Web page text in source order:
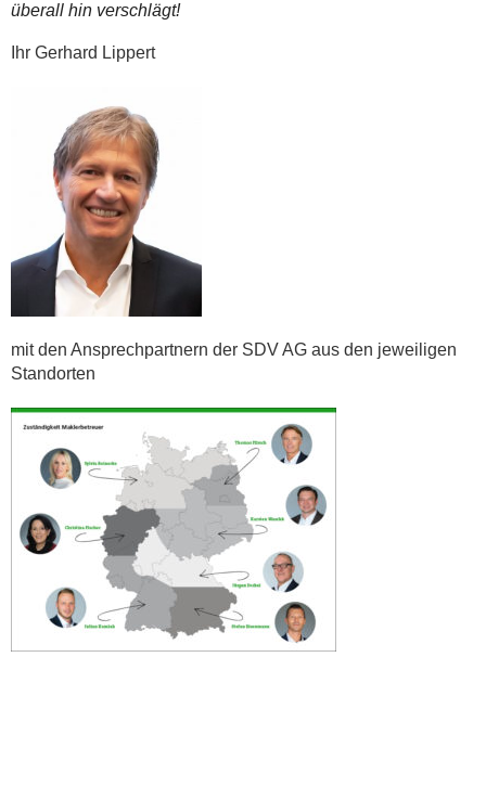
überall hin verschlägt!
Ihr Gerhard Lippert
mit den Ansprechpartnern der SDV AG aus den jeweiligen
Standorten